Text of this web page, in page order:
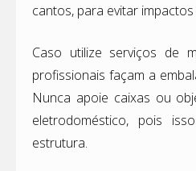
cantos, para evitar
Caso utilize serviços de
profissionais façam a
Nunca apoie caixas ou
eletrodoméstico, pois
estrutura.